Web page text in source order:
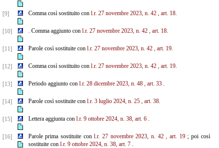
[9] Comma così sostituito con l.r. 27 novembre 2023, n. 42 , art. 18.
[10] . Comma aggiunto con l.r. 27 novembre 2023, n. 42 , art. 18.
[11] Parole così sostituite con l.r. 27 novembre 2023, n. 42 , art. 19.
[12] Comma così sostituito con l.r. 27 novembre 2023, n. 42 , art. 19.
[13] Periodo aggiunto con l.r. 28 dicembre 2023, n. 48 , art. 33.
[14] Parole così sostituite con l.r. 3 luglio 2024, n. 25 , art. 38.
[15] Lettera aggiunta con l.r. 9 ottobre 2024, n. 38, art. 6.
[16] Parole prima sostituite conl.r. 27 novembre 2023, n. 42 , art. 19; poi così
sostituite con l.r. 9 ottobre 2024, n. 38, art. 7.